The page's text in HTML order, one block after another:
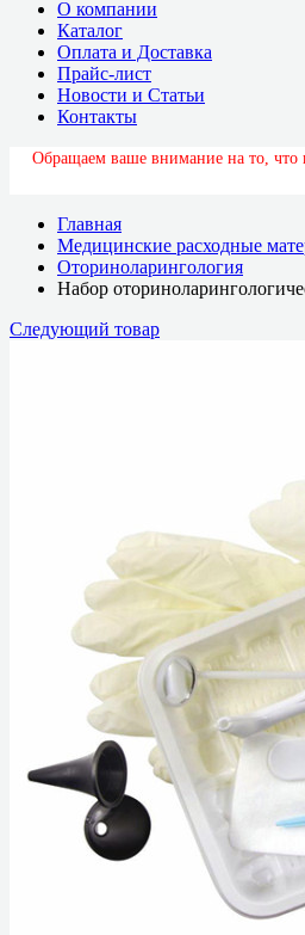
О компании
Каталог
Оплата и Доставка
Прайс-лист
Новости и Статьи
Контакты
Обращаем ваше внимание на то, что
Главная
Медицинские расходные
Оториноларингология
Набор
Следующий товар